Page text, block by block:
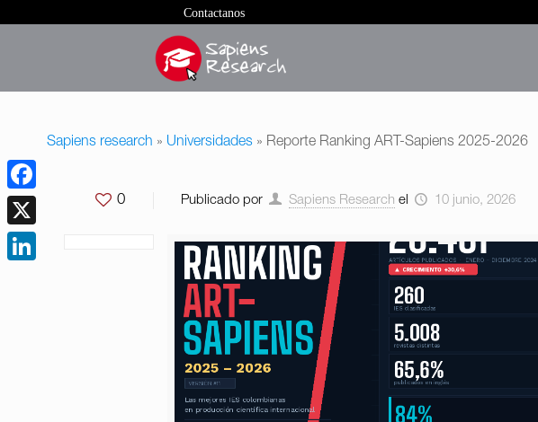
Contactanos
Sapiens research » Universidades » Reporte Ranking ART-Sapiens 2025-2026
0 Publicado por Sapiens Research el 10 junio, 2026
Facebook
X